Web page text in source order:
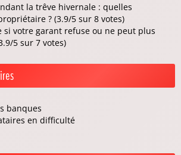
la trêve hivernale : quelles
? (3.9/5 sur 8 votes)
si votre garant refuse ou ne peut plus
5 sur 7 votes)
banques
en difficulté